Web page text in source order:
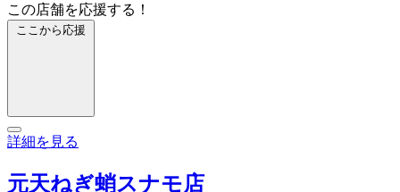
この店舗を応援する！
ここから応援
詳細を見る
元天ねぎ蛸スナモ店